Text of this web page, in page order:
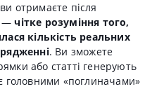
отримаєте після
—чітке розуміння того,
кількість реальних
. Ви зможете
або статті генерують
головними «поглиначами»